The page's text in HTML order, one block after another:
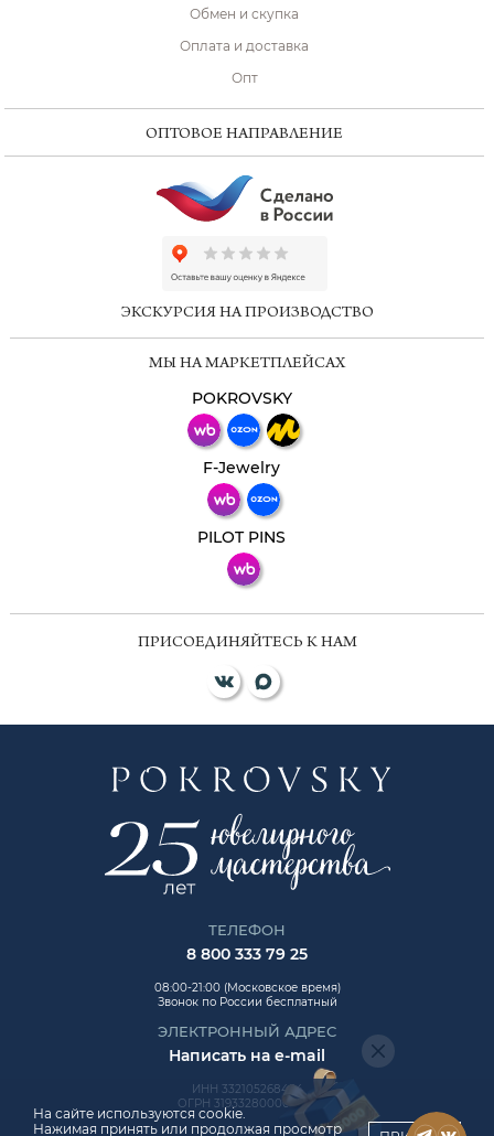
Обмен и скупка
Оплата и доставка
Опт
ОПТОВОЕ НАПРАВЛЕНИЕ
ЭКСКУРСИЯ НА ПРОИЗВОДСТВО
МЫ НА МАРКЕТПЛЕЙСАХ
POKROVSKY
F-Jewelry
PILOT PINS
ПРИСОЕДИНЯЙТЕСЬ К НАМ
ТЕЛЕФОН
8 800 333 79 25
08:00-21:00 (Московское время)
Звонок по России бесплатный
ЭЛЕКТРОННЫЙ АДРЕС
Написать на e-mail
ИНН 332105268454
ОГРН 319332800006992
На сайте используются cookie.
Нажимая принять или продолжая просмотр